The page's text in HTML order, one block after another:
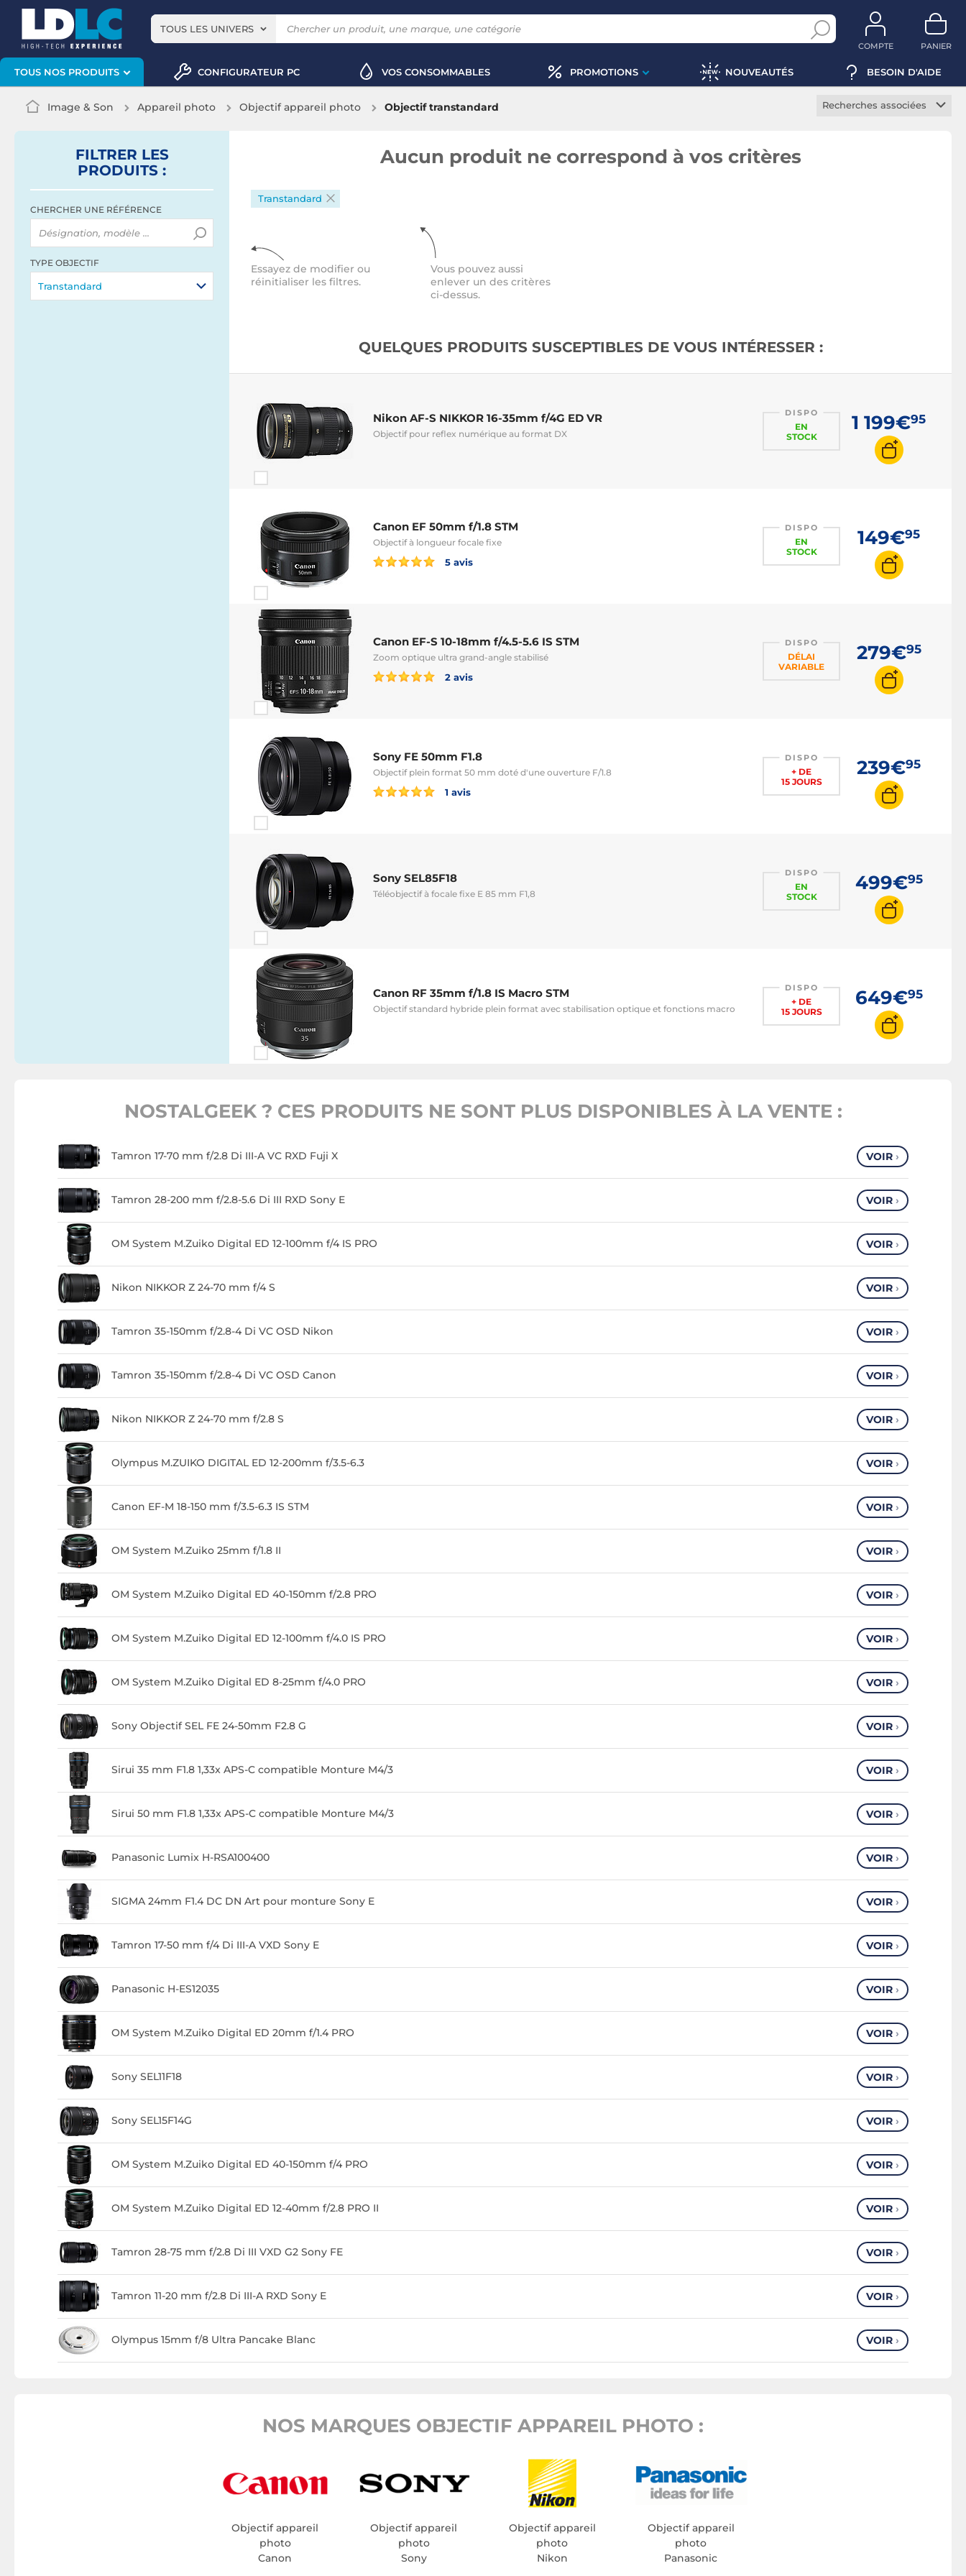
TOUS LES UNIVERS
COMPTE PANIER
TOUS NOS PRODUITS CONFIGURATEUR PC VOS CONSOMMABLES PROMOTIONS NOUVEAUTÉS BESOIN D'AIDE
Image & Son Appareil photo Objectif appareil photo Objectif transtandard
Recherches associées
Objectif boîtier
FILTRER LES
PRODUITS :
CHERCHER UNE RÉFÉRENCE
TYPE OBJECTIF
Transtandard
Aucun produit ne correspond à vos critères
Transtandard
Vous pouvez aussi
enlever un des critères
ci-dessus.
Essayez de modifier ou
réinitialiser les filtres.
QUELQUES PRODUITS SUSCEPTIBLES DE VOUS INTÉRESSER :
Nikon AF-S NIKKOR 16-35mm f/4G ED VR
Objectif pour reflex numérique au format DX
DISPO
EN
STOCK
1 199€95
Canon EF 50mm f/1.8 STM
Objectif à longueur focale fixe
5 avis
DISPO
EN
STOCK
149€95
Canon EF-S 10-18mm f/4.5-5.6 IS STM
Zoom optique ultra grand-angle stabilisé
2 avis
DISPO
DÉLAI
VARIABLE
279€95
Sony FE 50mm F1.8
Objectif plein format 50 mm doté d'une ouverture F/1.8
1 avis
DISPO
+ DE
15 JOURS
239€95
Sony SEL85F18
Téléobjectif à focale fixe E 85 mm F1,8
DISPO
EN
STOCK
499€95
Canon RF 35mm f/1.8 IS Macro STM
Objectif standard hybride plein format avec stabilisation optique et fonctions macro
DISPO
+ DE
15 JOURS
649€95
NOSTALGEEK ? CES PRODUITS NE SONT PLUS DISPONIBLES À LA VENTE :
Tamron 17-70 mm f/2.8 Di III-A VC RXD Fuji X VOIR ›
Tamron 28-200 mm f/2.8-5.6 Di III RXD Sony E VOIR ›
OM System M.Zuiko Digital ED 12-100mm f/4 IS PRO VOIR ›
Nikon NIKKOR Z 24-70 mm f/4 S VOIR ›
Tamron 35-150mm f/2.8-4 Di VC OSD Nikon VOIR ›
Tamron 35-150mm f/2.8-4 Di VC OSD Canon VOIR ›
Nikon NIKKOR Z 24-70 mm f/2.8 S VOIR ›
Olympus M.ZUIKO DIGITAL ED 12-200mm f/3.5-6.3 VOIR ›
Canon EF-M 18-150 mm f/3.5-6.3 IS STM VOIR ›
OM System M.Zuiko 25mm f/1.8 II VOIR ›
OM System M.Zuiko Digital ED 40-150mm f/2.8 PRO VOIR ›
OM System M.Zuiko Digital ED 12-100mm f/4.0 IS PRO VOIR ›
OM System M.Zuiko Digital ED 8-25mm f/4.0 PRO VOIR ›
Sony Objectif SEL FE 24-50mm F2.8 G VOIR ›
Sirui 35 mm F1.8 1,33x APS-C compatible Monture M4/3 VOIR ›
Sirui 50 mm F1.8 1,33x APS-C compatible Monture M4/3 VOIR ›
Panasonic Lumix H-RSA100400 VOIR ›
SIGMA 24mm F1.4 DC DN Art pour monture Sony E VOIR ›
Tamron 17-50 mm f/4 Di III-A VXD Sony E VOIR ›
Panasonic H-ES12035 VOIR ›
OM System M.Zuiko Digital ED 20mm f/1.4 PRO VOIR ›
Sony SEL11F18 VOIR ›
Sony SEL15F14G VOIR ›
OM System M.Zuiko Digital ED 40-150mm f/4 PRO VOIR ›
OM System M.Zuiko Digital ED 12-40mm f/2.8 PRO II VOIR ›
Tamron 28-75 mm f/2.8 Di III VXD G2 Sony FE VOIR ›
Tamron 11-20 mm f/2.8 Di III-A RXD Sony E VOIR ›
Olympus 15mm f/8 Ultra Pancake Blanc VOIR ›
NOS MARQUES OBJECTIF APPAREIL PHOTO :
Objectif appareil
photo
Canon
Objectif appareil
photo
Sony
Objectif appareil
photo
Nikon
Objectif appareil
photo
Panasonic